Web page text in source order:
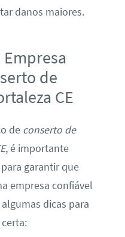
danos maiores.
de
CE
de conserto de
, é importante
garantir que
empresa confiável
dicas para